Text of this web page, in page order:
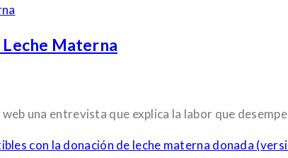
Leche Materna
web una entrevista que explica la labor que